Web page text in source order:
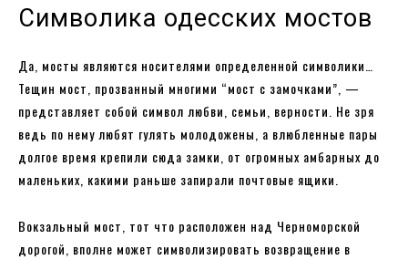
Символика одесских мостов
Да, мосты являются носителями определенной символики…
Тещин мост, прозванный многими “мост с замочками”, —
представляет собой символ любви, семьи, верности. Не зря
ведь по нему любят гулять молодожены, а влюбленные пары
долгое время крепили сюда замки, от огромных амбарных до
маленьких, какими раньше запирали почтовые ящики.
Вокзальный мост, тот что расположен над Черноморской
дорогой, вполне может символизировать возвращение в